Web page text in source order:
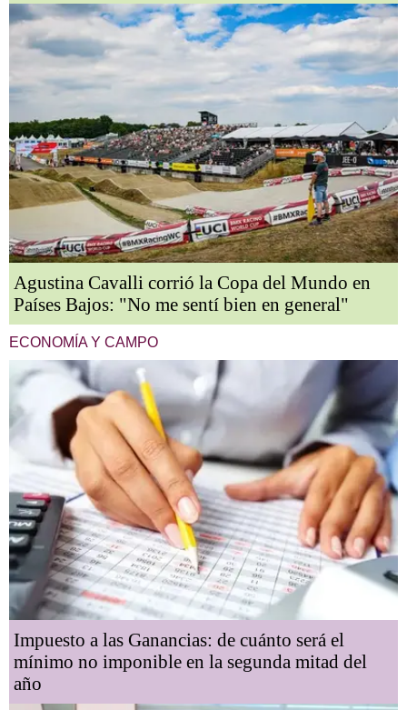
Agustina Cavalli corrió la Copa del Mundo en
Países Bajos: "No me sentí bien en general"
ECONOMÍA Y CAMPO
Impuesto a las Ganancias: de cuánto será el
mínimo no imponible en la segunda mitad del
año